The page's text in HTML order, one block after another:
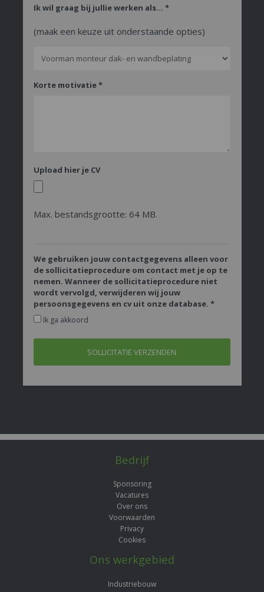
Ik wil graag bij jullie werken als... *
(maak een keuze uit onderstaande opties)
Korte motivatie*
Upload hier je CV
Max. bestandsgrootte: 64 MB.
We gebruiken jouw contactgegevens alleen voor
de sollicitatieprocedure om contact met je op te
nemen. Wanneer de sollicitatieprocedure niet
wordt vervolgd, verwijderen wij jouw
persoonsgegevens en cv uit onze database. *
Ik ga akkoord
Bedrijf
Sponsoring
Vacatures
Over ons
Voorwaarden
Privacy
Cookies
Ons werkgebied
Industriebouw